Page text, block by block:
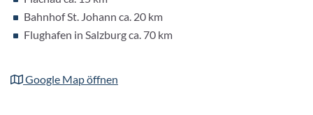
Babybett (auf Anfrage)
Kinderhochstuhl (auf Anfrage)
Kindermenü
Bahnhof St. Johann ca. 20 km
Flughafen in Salzburg ca. 70 km
Google Map öffnen